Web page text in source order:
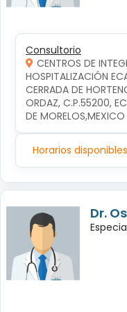
Consultorio
CENTROS DE
HOSPITALIZACIÓN
CERRADA DE
ORDAZ, C.P.55200,
DE MORELOS,MEXICO
Horarios disponibles
Dr.